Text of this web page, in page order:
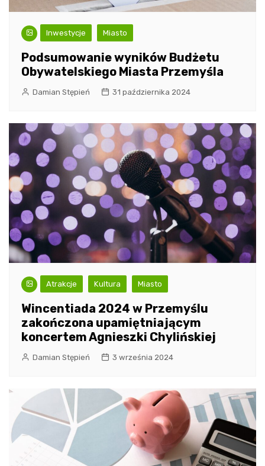
Inwestycje Miasto
Podsumowanie wyników Budżetu
Obywatelskiego Miasta Przemyśla
Damian Stępień 31 października 2024
Atrakcje Kultura Miasto
Wincentiada 2024 w Przemyślu
zakończona upamiętniającym
koncertem Agnieszki Chylińskiej
Damian Stępień 3 września 2024